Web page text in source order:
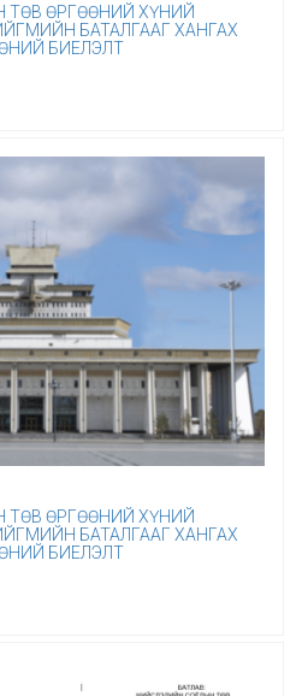
ӨРГӨӨНИЙ ХҮНИЙ
БАТАЛГААГ ХАНГАХ
БИЕЛЭЛТ
ӨРГӨӨНИЙ ХҮНИЙ
БАТАЛГААГ ХАНГАХ
БИЕЛЭЛТ